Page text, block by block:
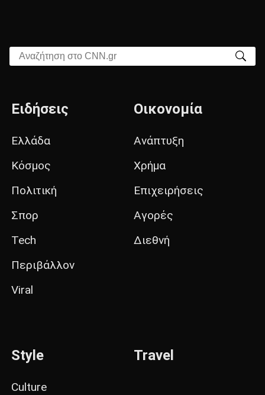
Αναζήτηση στο CNN.gr
Ειδήσεις
Ελλάδα
Κόσμος
Πολιτική
Σπορ
Tech
Περιβάλλον
Viral
Οικονομία
Ανάπτυξη
Χρήμα
Επιχειρήσεις
Αγορές
Διεθνή
Style
Culture
Travel